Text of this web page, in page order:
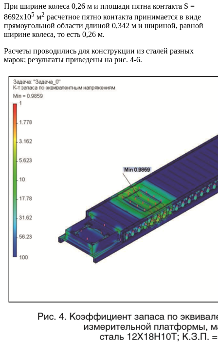
При ширине колеса 0,26 м и площади пятна контакта S =
8692х105 м2 расчетное пятно контакта принимается в виде
прямоугольной области длиной 0,342 м и шириной, равной
ширине колеса, то есть 0,26 м.
Расчеты проводились для конструкции из сталей разных
марок; результаты приведены на рис. 4-6.